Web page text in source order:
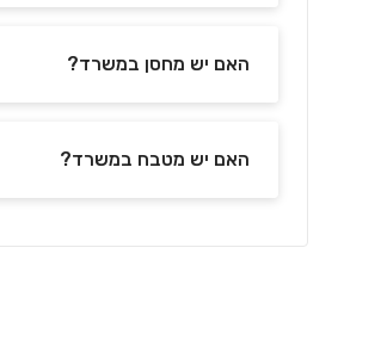
האם יש מחסן במשרד?
האם יש מטבח במשרד?